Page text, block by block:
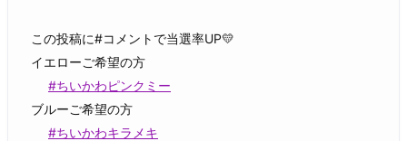
この投稿に#コメントで当選率UP💛
イエローご希望の方
#ちいかわピンクミー
ブルーご希望の方
#ちいかわキラメキ